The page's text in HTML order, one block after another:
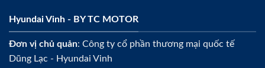
Hyundai Vinh - BY TC MOTOR
Đơn vị chủ quản: Công ty cổ phần thương mại quốc tế
Dũng Lạc - Hyundai Vinh